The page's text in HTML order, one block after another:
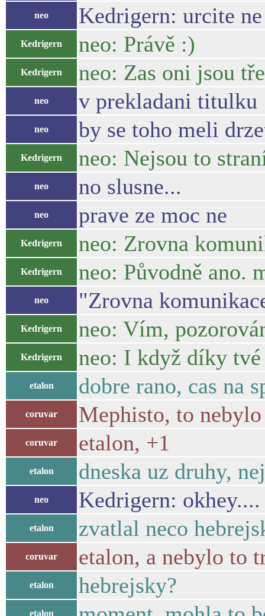
neo Kedrigern: urcite
Kedrigern neo: Právě :)
Kedrigern neo: Zas oni jsou
neo v prekladani titulku
neo by se toho meli
Kedrigern neo: Nejsou to
neo no slusne...
neo prave ze moc ne
Kedrigern neo: Zrovna
Kedrigern neo: Původně ano.
neo "Zrovna
Kedrigern neo: Vím,
Kedrigern neo: I když díky
etalon dobre rano, cas na
coruvar Mephisto, to
coruvar etalon, +1
etalon dneska uz druhy,
neo Kedrigern: okhey....
etalon zvatlal neco
coruvar etalon, a nebylo to
etalon hebrejsky?
etalon